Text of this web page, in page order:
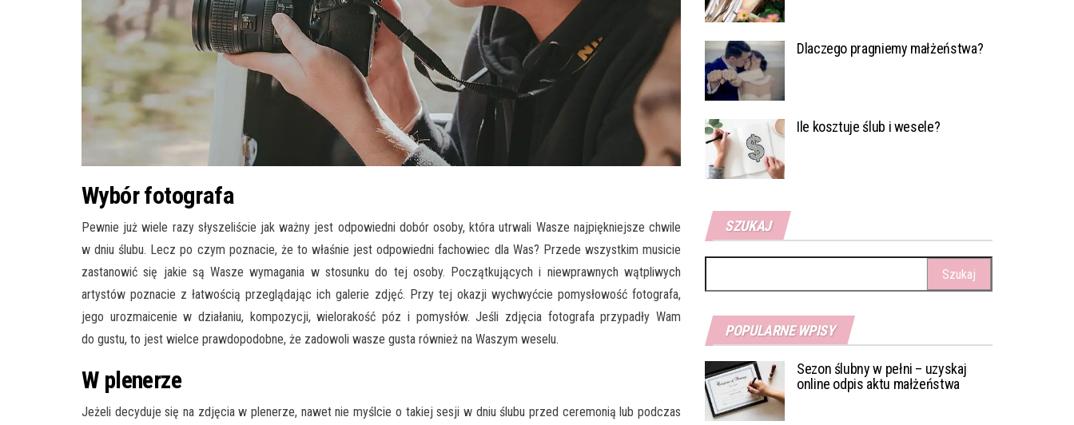
Wybór fotografa
Pewnie już wiele razy słyszeliście jak ważny jest odpowiedni dobór osoby, która utrwali Wasze najpiękniejsze chwile
w dniu ślubu. Lecz po czym poznacie, że to właśnie jest odpowiedni fachowiec dla Was? Przede wszystkim musicie
zastanowić się jakie są Wasze wymagania w stosunku do tej osoby. Początkujących i niewprawnych wątpliwych
artystów poznacie z łatwością przeglądając ich galerie zdjęć. Przy tej okazji wychwyćcie pomysłowość fotografa,
jego urozmaicenie w działaniu, kompozycji, wielorakość póz i pomysłów. Jeśli zdjęcia fotografa przypadły Wam
do gustu, to jest wielce prawdopodobne, że zadowoli wasze gusta również na Waszym weselu.
W plenerze
Jeżeli decyduje się na zdjęcia w plenerze, nawet nie myślcie o takiej sesji w dniu ślubu przed ceremonią lub podczas
Dlaczego pragniemy małżeństwa?
Ile kosztuje ślub i wesele?
SZUKAJ
POPULARNE WPISY
Sezon ślubny w pełni – uzyskaj
online odpis aktu małżeństwa